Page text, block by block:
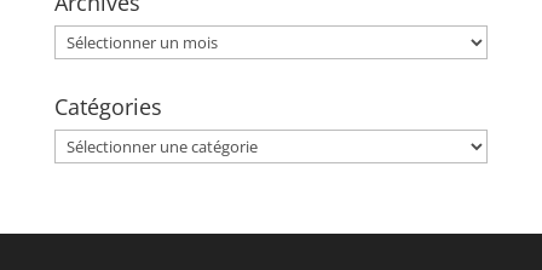
Archives
Catégories
Catégories